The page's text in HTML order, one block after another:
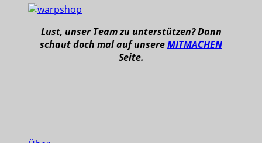
Lust, unser Team zu unterstützen? Dann
schaut doch mal auf unsereMITMACHEN
Seite.